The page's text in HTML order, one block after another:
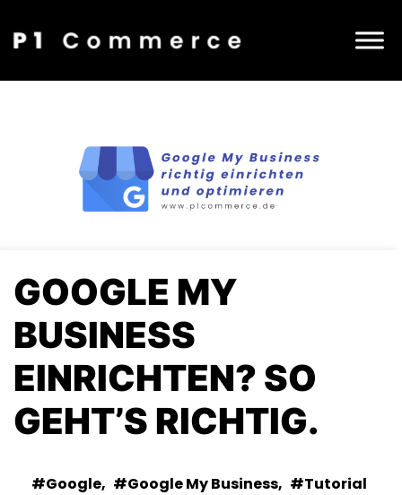
GOOGLE MY
BUSINESS
EINRICHTEN? SO
GEHT’S RICHTIG.
Google, Google My Business, Tutorial